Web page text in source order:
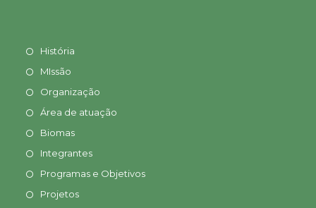
História
MIssão
Organização
Área de atuação
Biomas
Integrantes
Programas e Objetivos
Projetos